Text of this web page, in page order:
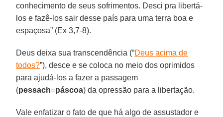
conhecimento de seus sofrimentos. Desci pra libertá-
los e fazê-los sair desse país para uma terra boa e
espaçosa” (Ex 3,7-8).
Deus deixa sua transcendência (“Deus acima de
todos?”), desce e se coloca no meio dos oprimidos
para ajudá-los a fazer a passagem
(pessach=páscoa) da opressão para a libertação.
Vale enfatizar o fato de que há algo de assustador e